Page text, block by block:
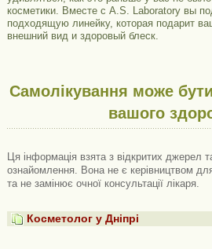
косметики. Вместе с A.S. Laboratory вы
подходящую линейку, которая подарит
внешний вид и здоровый блеск.
Самолікування може
вашого
Ця інформація взята з відкритих джерел
ознайомлення. Вона не є керівництвом
та не замінює очної консультації лікаря.
Косметолог у Дніпрі